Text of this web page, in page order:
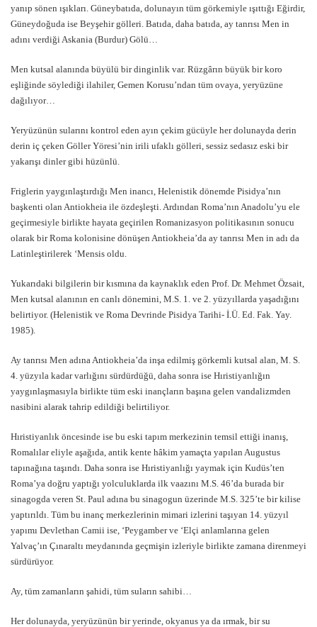
yanıp sönen ışıkları. Güneybatıda, dolunayın tüm görkemiyle ışıttığı Eğirdir,
Güneydoğuda ise Beyşehir gölleri. Batıda, daha batıda, ay tanrısı Men in
adını verdiği Askania (Burdur) Gölü…
Men kutsal alanında büyülü bir dinginlik var. Rüzgârın büyük bir koro
eşliğinde söylediği ilahiler, Gemen Korusu’ndan tüm ovaya, yeryüzüne
dağılıyor…
Yeryüzünün sularını kontrol eden ayın çekim gücüyle her dolunayda derin
derin iç çeken Göller Yöresi’nin irili ufaklı gölleri, sessiz sedasız eski bir
yakarışı dinler gibi hüzünlü.
Friglerin yaygınlaştırdığı Men inancı, Helenistik dönemde Pisidya’nın
başkenti olan Antiokheia ile özdeşleşti. Ardından Roma’nın Anadolu’yu ele
geçirmesiyle birlikte hayata geçirilen Romanizasyon politikasının sonucu
olarak bir Roma kolonisine dönüşen Antiokheia’da ay tanrısı Men in adı da
Latinleştirilerek ‘Mensis oldu.
Yukarıdaki bilgilerin bir kısmına da kaynaklık eden Prof. Dr. Mehmet Özsait,
Men kutsal alanının en canlı dönemini, M.S. 1. ve 2. yüzyıllarda yaşadığını
belirtiyor. (Helenistik ve Roma Devrinde Pisidya Tarihi- İ.Ü. Ed. Fak. Yay.
1985).
Ay tanrısı Men adına Antiokheia’da inşa edilmiş görkemli kutsal alan, M. S.
4. yüzyıla kadar varlığını sürdürdüğü, daha sonra ise Hıristiyanlığın
yaygınlaşmasıyla birlikte tüm eski inançların başına gelen vandalizmden
nasibini alarak tahrip edildiği belirtiliyor.
Hıristiyanlık öncesinde ise bu eski tapım merkezinin temsil ettiği inanış,
Romalılar eliyle aşağıda, antik kente hâkim yamaçta yapılan Augustus
tapınağına taşındı. Daha sonra ise Hıristiyanlığı yaymak için Kudüs’ten
Roma’ya doğru yaptığı yolculuklarda ilk vaazını M.S. 46’da burada bir
sinagogda veren St. Paul adına bu sinagogun üzerinde M.S. 325’te bir kilise
yaptırıldı. Tüm bu inanç merkezlerinin mimari izlerini taşıyan 14. yüzyıl
yapımı Devlethan Camii ise, ‘Peygamber ve ‘Elçi anlamlarına gelen
Yalvaç’ın Çınaraltı meydanında geçmişin izleriyle birlikte zamana direnmeyi
sürdürüyor.
Ay, tüm zamanların şahidi, tüm suların sahibi…
Her dolunayda, yeryüzünün bir yerinde, okyanus ya da ırmak, bir su